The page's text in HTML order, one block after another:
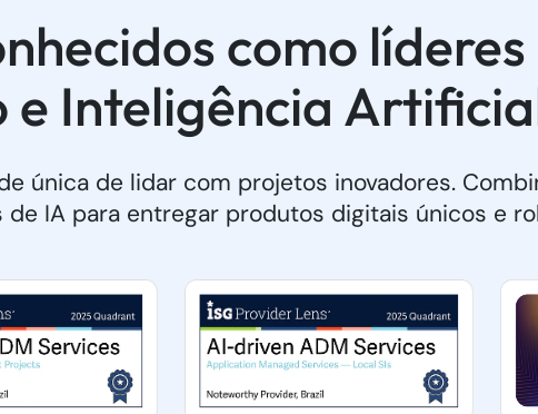
como líderes
e Inteligência
única de lidar com projetos inovadores.
IA para entregar produtos digitais únicos e